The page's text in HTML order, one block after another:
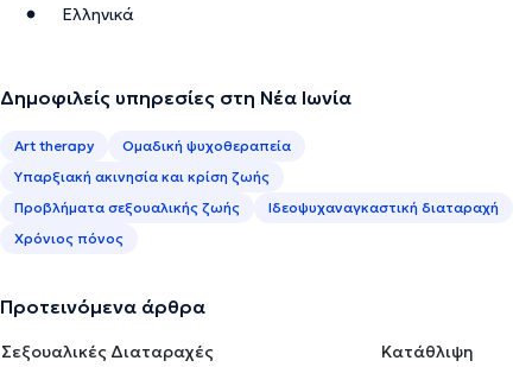
Ελληνικά
Δημοφιλείς υπηρεσίες στη Νέα Ιωνία
Art therapy
Ομαδική ψυχοθεραπεία
Υπαρξιακή ακινησία και κρίση ζωής
Προβλήματα σεξουαλικής ζωής
Ιδεοψυχαναγκαστική διαταραχή
Χρόνιος πόνος
Προτεινόμενα άρθρα
Σεξουαλικές Διαταραχές
Κατάθλιψη